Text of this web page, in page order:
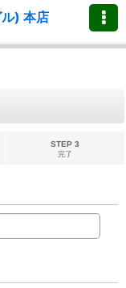
) 本店
STEP 3
完了